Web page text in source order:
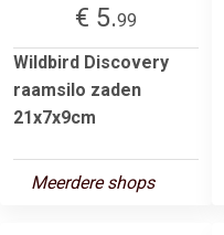
€ 5.99
Wildbird Discovery
raamsilo zaden
21x7x9cm
Meerdere shops